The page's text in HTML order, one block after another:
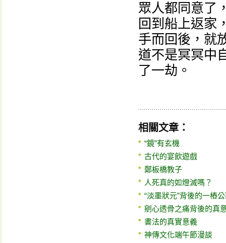
眾人都同意了
回到船上返家
手而回後，就
道不是冥冥中
了一劫。
相關文章：
“鏡”有玄機
古代的宴飲遊戲
鄭板橋教子
人死真的如燈滅嗎？
“淡墨狀元”背後的一樁
剜心透骨之痛背後的真
書法的真實意義
神傳文化端午節漫談